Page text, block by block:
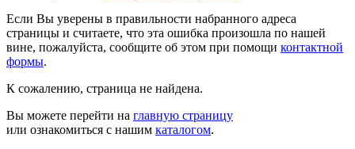
Если Вы уверены в правильности набранного адреса
страницы и считаете, что эта ошибка произошла по нашей
вине, пожалуйста, сообщите об этом при помощи контактной
формы.
К сожалению, страница не найдена.
Вы можете перейти на главную страницу
или ознакомиться с нашим каталогом.